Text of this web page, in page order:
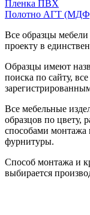
Пленка ПВХ
Полотно АГТ
Все образцы
проекту в
Образцы имеют
поиска по сайту,
Все мебельные
образцов по цвету,
способами
фурнитуры.
Способ монтажа и
выбирается